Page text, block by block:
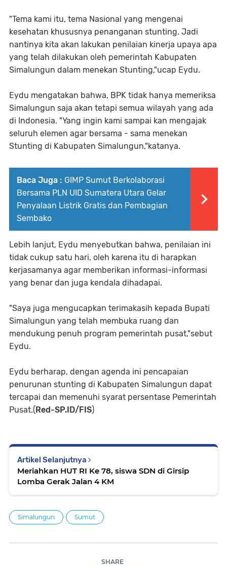
"Tema kami itu, tema Nasional yang mengenai
kesehatan khususnya penanganan stunting. Jadi
nantinya kita akan lakukan penilaian kinerja upaya apa
yang telah dilakukan oleh pemerintah Kabupaten
Simalungun dalam menekan Stunting,"ucap Eydu.
Eydu mengatakan bahwa, BPK tidak hanya memeriksa
Simalungun saja akan tetapi semua wilayah yang ada
di Indonesia. "Yang ingin kami sampai kan mengajak
seluruh elemen agar bersama - sama menekan
Stunting di Kabupaten Simalungun,"katanya.
Baca Juga : GIMP Sumut Berkolaborasi
Bersama PLN UID Sumatera Utara Gelar
Penyalaan Listrik Gratis dan Pembagian
Sembako
Lebih lanjut, Eydu menyebutkan bahwa, penilaian ini
tidak cukup satu hari, oleh karena itu di harapkan
kerjasamanya agar memberikan informasi-informasi
yang benar dan juga kendala dihadapai.
"Saya juga mengucapkan terimakasih kepada Bupati
Simalungun yang telah membuka ruang dan
mendukung penuh program pemerintah pusat,"sebut
Eydu.
Eydu berharap, dengan agenda ini pencapaian
penurunan stunting di Kabupaten Simalungun dapat
tercapai dan memenuhi syarat persentase Pemerintah
Pusat.(Red-SP.ID/FIS)
Artikel Selanjutnya
Meriahkan HUT RI Ke 78, siswa SDN di Girsip
Lomba Gerak Jalan 4 KM
Simalungun Sumut
SHARE